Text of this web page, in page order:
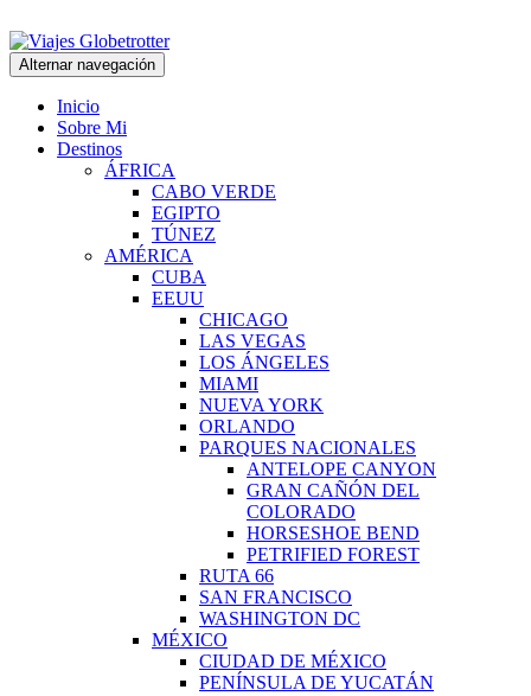
Alternar navegación
Inicio
Sobre Mi
Destinos
ÁFRICA
CABO VERDE
EGIPTO
TÚNEZ
AMÉRICA
CUBA
EEUU
CHICAGO
LAS VEGAS
LOS ÁNGELES
MIAMI
NUEVA YORK
ORLANDO
PARQUES NACIONALES
ANTELOPE CANYON
GRAN CAÑÓN DEL
COLORADO
HORSESHOE BEND
PETRIFIED FOREST
RUTA 66
SAN FRANCISCO
WASHINGTON DC
MÉXICO
CIUDAD DE MÉXICO
PENÍNSULA DE YUCATÁN